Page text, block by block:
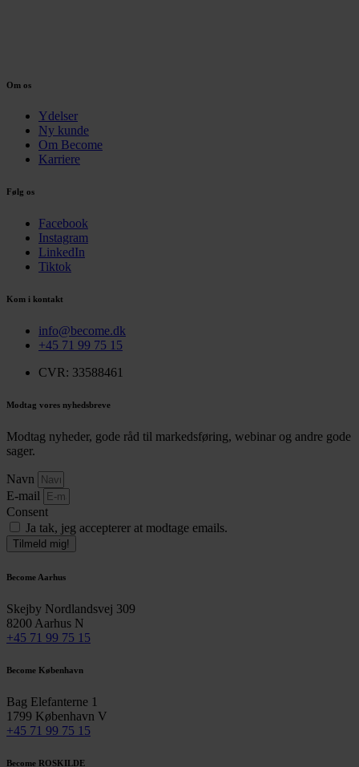
Om os
Ydelser
Ny kunde
Om Become
Karriere
Følg os
Facebook
Instagram
LinkedIn
Tiktok
Kom i kontakt
info@become.dk
+45 71 99 75 15
CVR: 33588461
Modtag vores nyhedsbreve
Modtag nyheder, gode råd til markedsføring, webinar og andre gode
sager.
Navn
E-mail
Consent
Ja tak, jeg accepterer at modtage emails.
Tilmeld mig!
Become Aarhus
Skejby Nordlandsvej 309
8200 Aarhus N
+45 71 99 75 15
Become København
Bag Elefanterne 1
1799 København V
+45 71 99 75 15
Become ROSKILDE